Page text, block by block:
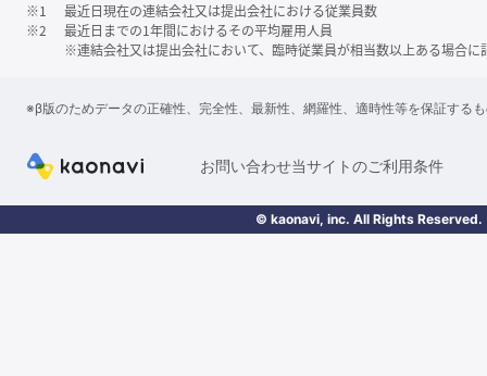
※1
最近日現在の連結会社又は提出会社における従業員数
※2
最近日までの1年間におけるその平均雇用人員
※連結会社又は提出会社において、臨時従業員が相当数以上ある場合に
※β版のためデータの正確性、完全性、最新性、網羅性、適時性等を保証する
お問い合わせ当サイトのご利用条件
© kaonavi, inc. All Rights Reserved.